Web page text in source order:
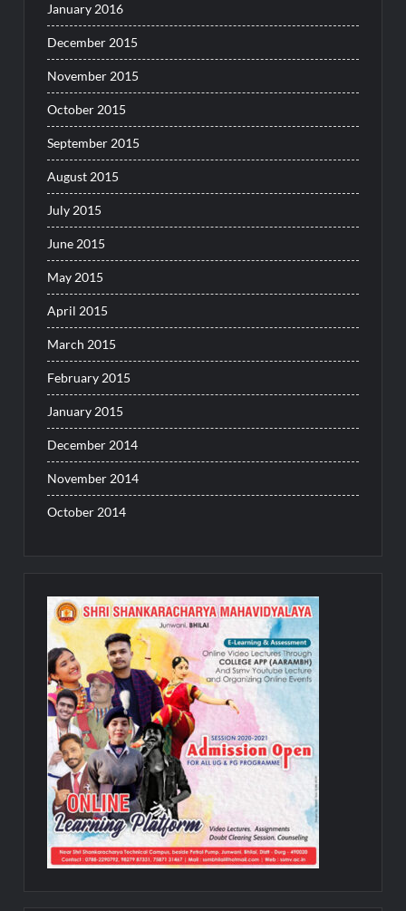
January 2016
December 2015
November 2015
October 2015
September 2015
August 2015
July 2015
June 2015
May 2015
April 2015
March 2015
February 2015
January 2015
December 2014
November 2014
October 2014